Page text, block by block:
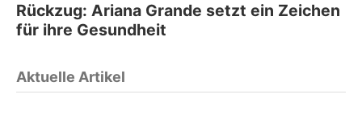
Rückzug: Ariana Grande setzt ein Zeichen
für ihre Gesundheit
Aktuelle Artikel